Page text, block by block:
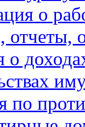
о
отчеты,
о
по